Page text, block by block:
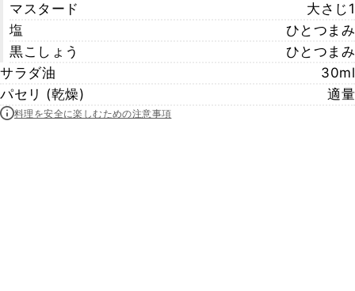
マスタード
大さじ1
塩
ひとつまみ
黒こしょう
ひとつまみ
サラダ油
30ml
パセリ (乾燥)
適量
料理を安全に楽しむための注意事項